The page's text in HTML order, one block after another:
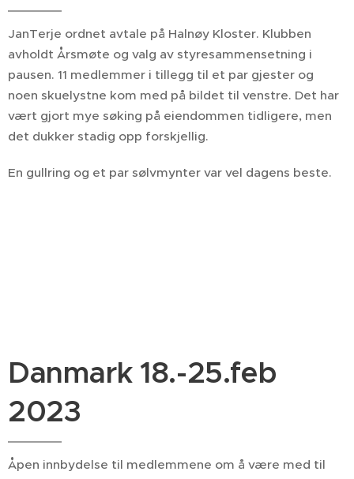
JanTerje ordnet avtale på Halnøy Kloster. Klubben
avholdt Årsmøte og valg av styresammensetning i
pausen. 11 medlemmer i tillegg til et par gjester og
noen skuelystne kom med på bildet til venstre. Det har
vært gjort mye søking på eiendommen tidligere, men
det dukker stadig opp forskjellig.
En gullring og et par sølvmynter var vel dagens beste.
Danmark 18.-25.feb
2023
Åpen innbydelse til medlemmene om å være med til